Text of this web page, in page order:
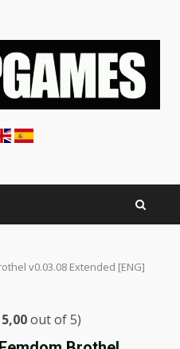
v0.03.08 Extended [ENG]
5,00out of 5)